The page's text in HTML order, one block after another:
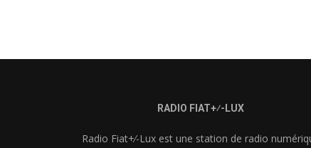
RADIO FIAT+⁄-LUX
Radio Fiat+⁄-Lux est une station de radio